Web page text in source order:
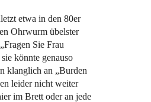
etwa in den 80er
Ohrwurm übelster
Sie Frau
könnte genauso
klanglich an „Burden
leider nicht weiter
im Brett oder an jede